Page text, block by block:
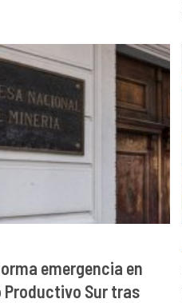
emergencia en
Productivo Sur tras